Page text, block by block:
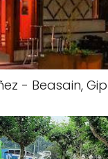
- Beasain,